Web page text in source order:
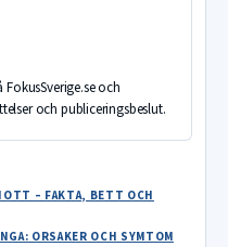
och
och publiceringsbeslut.
– FAKTA, BETT OCH
ORSAKER OCH SYMTOM